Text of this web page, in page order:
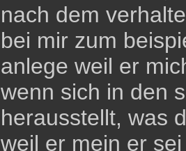
nach dem
bei mir zum
anlege weil er
wenn sich in den
herausstellt, was
weil er mein er